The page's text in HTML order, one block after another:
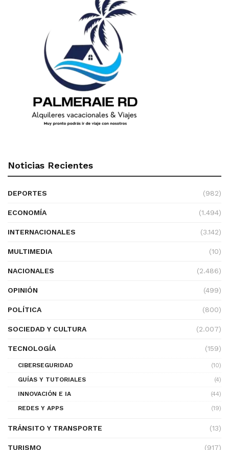
Noticias Recientes
DEPORTES (982)
ECONOMÍA (1.494)
INTERNACIONALES (3.142)
MULTIMEDIA (10)
NACIONALES (2.486)
OPINIÓN (499)
POLÍTICA (800)
SOCIEDAD Y CULTURA (2.007)
TECNOLOGÍA (159)
CIBERSEGURIDAD
(10)
GUÍAS Y TUTORIALES
(4)
INNOVACIÓN E IA
(44)
REDES Y APPS
(19)
TRÁNSITO Y TRANSPORTE (13)
TURISMO (917)